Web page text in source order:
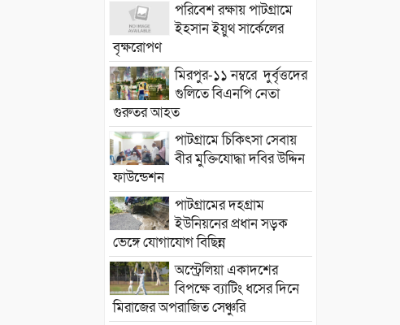
পরিবেশ রক্ষায় পাটগ্রামে
ইহসান ইয়ুথ সার্কেলের
বৃক্ষরোপণ
মিরপুর-১১ নম্বরে দুর্বৃত্তদের
গুলিতে বিএনপি নেতা
গুরুতর আহত
পাটগ্রামে চিকিৎসা সেবায়
বীর মুক্তিযোদ্ধা দবির উদ্দিন
ফাউন্ডেশন
পাটগ্রামের দহগ্রাম
ইউনিয়নের প্রধান সড়ক
ভেঙ্গে যোগাযোগ বিছিন্ন
অস্ট্রেলিয়া একাদশের
বিপক্ষে ব্যাটিং ধসের দিনে
মিরাজের অপরাজিত সেঞ্চুরি